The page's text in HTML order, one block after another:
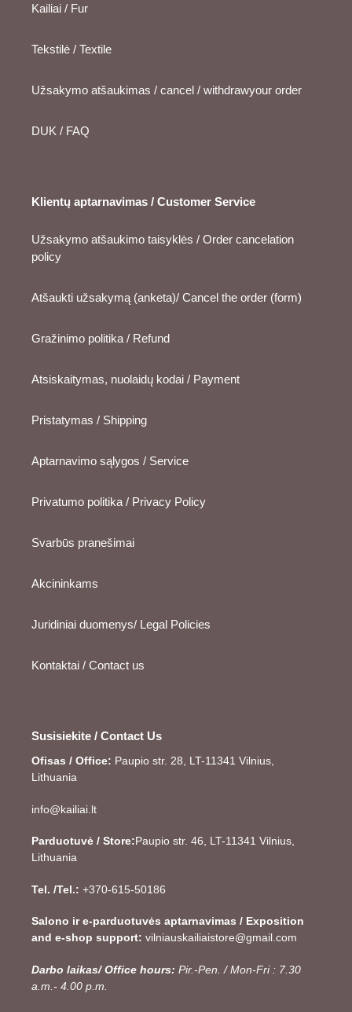
Kailiai / Fur
Tekstilė / Textile
Užsakymo atšaukimas / cancel / withdrawyour order
DUK / FAQ
Klientų aptarnavimas / Customer Service
Užsakymo atšaukimo taisyklės / Order cancelation
policy
Atšaukti užsakymą (anketa)/ Cancel the order (form)
Gražinimo politika / Refund
Atsiskaitymas, nuolaidų kodai / Payment
Pristatymas / Shipping
Aptarnavimo sąlygos / Service
Privatumo politika / Privacy Policy
Svarbūs pranešimai
Akcininkams
Juridiniai duomenys/ Legal Policies
Kontaktai / Contact us
Susisiekite / Contact Us
Ofisas / Office: Paupio str. 28, LT-11341 Vilnius,
Lithuania
info@kailiai.lt
Parduotuvė / Store:Paupio str. 46, LT-11341 Vilnius,
Lithuania
Tel. /Tel.: +370-615-50186
Salono ir e-parduotuvės aptarnavimas / Exposition
and e-shop support: vilniauskailiaistore@gmail.com
Darbo laikas/ Office hours: Pir.-Pen. / Mon-Fri : 7.30
a.m.- 4.00 p.m.